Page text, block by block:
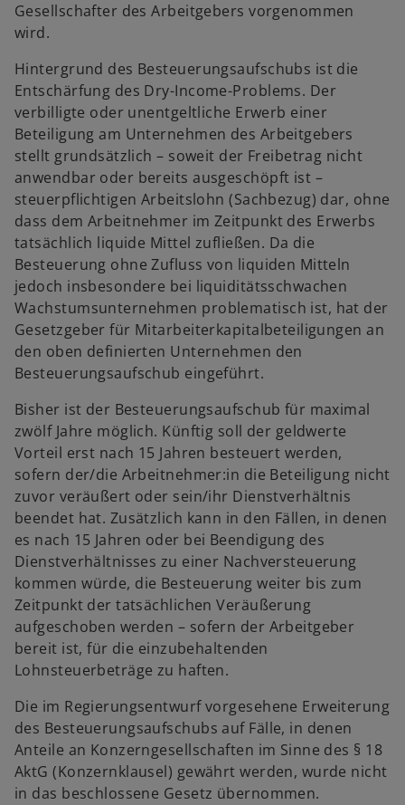
Gesellschafter des Arbeitgebers vorgenommen
wird.
Hintergrund des Besteuerungsaufschubs ist die
Entschärfung des Dry-Income-Problems. Der
verbilligte oder unentgeltliche Erwerb einer
Beteiligung am Unternehmen des Arbeitgebers
stellt grundsätzlich – soweit der Freibetrag nicht
anwendbar oder bereits ausgeschöpft ist –
steuerpflichtigen Arbeitslohn (Sachbezug) dar, ohne
dass dem Arbeitnehmer im Zeitpunkt des Erwerbs
tatsächlich liquide Mittel zufließen. Da die
Besteuerung ohne Zufluss von liquiden Mitteln
jedoch insbesondere bei liquiditätsschwachen
Wachstumsunternehmen problematisch ist, hat der
Gesetzgeber für Mitarbeiterkapitalbeteiligungen an
den oben definierten Unternehmen den
Besteuerungsaufschub eingeführt.
Bisher ist der Besteuerungsaufschub für maximal
zwölf Jahre möglich. Künftig soll der geldwerte
Vorteil erst nach 15 Jahren besteuert werden,
sofern der/die Arbeitnehmer:in die Beteiligung nicht
zuvor veräußert oder sein/ihr Dienstverhältnis
beendet hat. Zusätzlich kann in den Fällen, in denen
es nach 15 Jahren oder bei Beendigung des
Dienstverhältnisses zu einer Nachversteuerung
kommen würde, die Besteuerung weiter bis zum
Zeitpunkt der tatsächlichen Veräußerung
aufgeschoben werden – sofern der Arbeitgeber
bereit ist, für die einzubehaltenden
Lohnsteuerbeträge zu haften.
Die im Regierungsentwurf vorgesehene Erweiterung
des Besteuerungsaufschubs auf Fälle, in denen
Anteile an Konzerngesellschaften im Sinne des § 18
AktG (Konzernklausel) gewährt werden, wurde nicht
in das beschlossene Gesetz übernommen.